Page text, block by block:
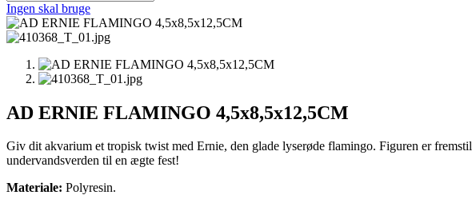
Ingen skal bruge
AD ERNIE FLAMINGO 4,5x8,5x12,5CM
Giv dit akvarium et tropisk twist med Ernie, den glade lyserøde flamingo. Figuren er
undervandsverden til en ægte fest!
Materiale: Polyresin.